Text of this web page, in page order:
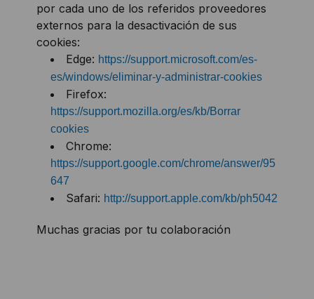
por cada uno de los referidos proveedores
externos para la desactivación de sus
cookies:
Edge: https://support.microsoft.com/es-
es/windows/eliminar-y-administrar-cookies
Firefox:
https://support.mozilla.org/es/kb/Borrar
cookies
Chrome:
https://support.google.com/chrome/answer/95
647
Safari: http://support.apple.com/kb/ph5042
Muchas gracias por tu colaboración